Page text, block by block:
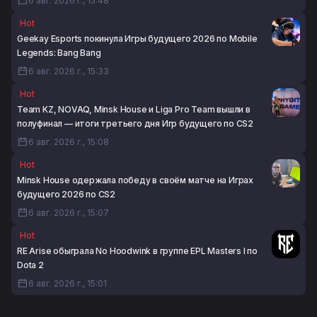
Hot
Geekay Esports покинула Игры будущего 2026 по Mobile
Legends: Bang Bang
6 авг. 2026 г., 15:33
Hot
Team KZ, NOVAQ, Minsk House и Liga Pro Team вышли в
полуфинал — итоги третьего дня Игр будущего по CS2
6 авг. 2026 г., 15:08
Hot
Minsk House одержала победу в своём матче на Играх
будущего 2026 по CS2
6 авг. 2026 г., 15:07
Hot
RE Arise обыграла No Hoodwink в группе EPL Masters I по
Dota 2
6 авг. 2026 г., 15:01